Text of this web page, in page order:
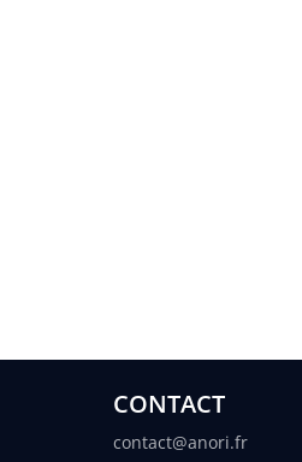
CONTACT
contact@anori.fr